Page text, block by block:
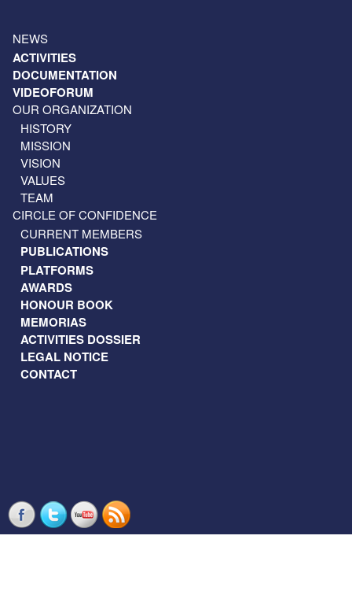
NEWS
ACTIVITIES
DOCUMENTATION
VIDEOFORUM
OUR ORGANIZATION
HISTORY
MISSION
VISION
VALUES
TEAM
CIRCLE OF CONFIDENCE
CURRENT MEMBERS
PUBLICATIONS
PLATFORMS
AWARDS
HONOUR BOOK
MEMORIAS
ACTIVITIES DOSSIER
LEGAL NOTICE
CONTACT